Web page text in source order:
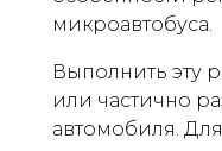
микроавтобуса.
Выполнить эту
или частично
автомобиля.